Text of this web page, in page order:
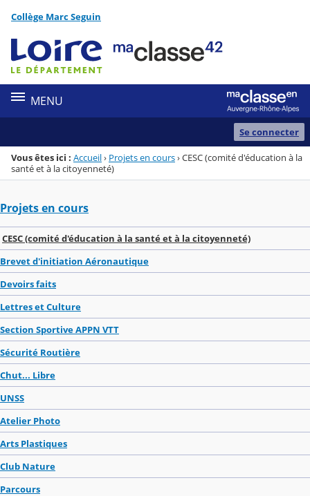
Menu de la rubrique
Contenu
Collège Marc Seguin
MENU
Se connecter
Vous êtes ici : Accueil› Projets en cours›CESC (comité d'éducation à la
santé et à la citoyenneté)
Projets en cours
CESC (comité d'éducation à la santé et à la citoyenneté)
Brevet d'initiation Aéronautique
Devoirs faits
Lettres et Culture
Section Sportive APPN VTT
Sécurité Routière
Chut... Libre
UNSS
Atelier Photo
Arts Plastiques
Club Nature
Parcours